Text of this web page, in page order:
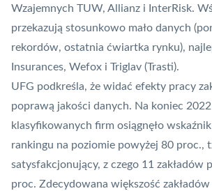
Wzajemnych TUW, Allianz i InterRisk.
przekazują stosunkowo mało danych
rekordów, ostatnia ćwiartka rynku),
Insurances, Wefox i Triglav (Trasti).
UFG podkreśla, że widać efekty pracy
poprawą jakości danych. Na koniec
klasyfikowanych firm osiągnęło
rankingu na poziomie powyżej 80 proc.,
satysfakcjonujący, z czego 11 zakładów
proc. Zdecydowana większość zakładów